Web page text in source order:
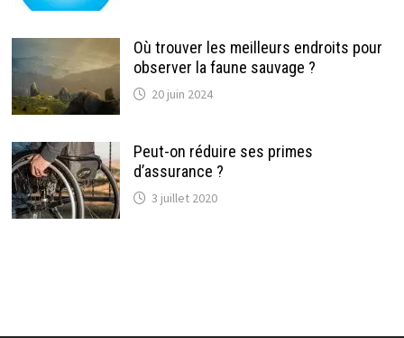
Où trouver les meilleurs endroits pour
observer la faune sauvage ?
20 juin 2024
Peut-on réduire ses primes
d’assurance ?
3 juillet 2020